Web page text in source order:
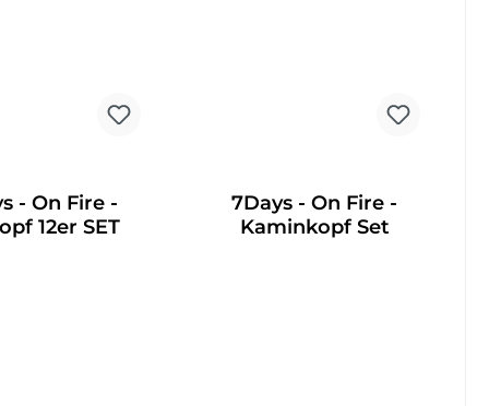
- On Fire -
12er SET
7Days - On Fire -
Kaminkopf Set